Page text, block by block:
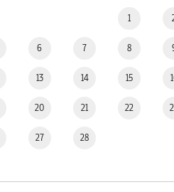
1
6 7 8
13 14 15
20 21 22
27 28